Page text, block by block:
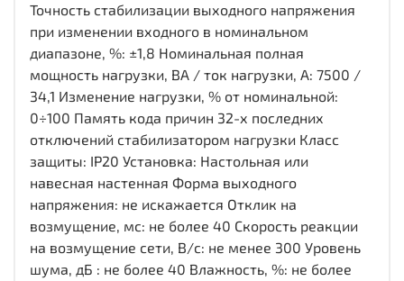
Точность стабилизации выходного напряжения
при изменении входного в номинальном
диапазоне, %: ±1,8 Номинальная полная
мощность нагрузки, ВА / ток нагрузки, А: 7500 /
34,1 Изменение нагрузки, % от номинальной:
0÷100 Память кода причин 32-х последних
отключений стабилизатором нагрузки Класс
защиты: IP20 Установка: Настольная или
навесная настенная Форма выходного
напряжения: не искажается Отклик на
возмущение, мс: не более 40 Скорость реакции
на возмущение сети, В/с: не менее 300 Уровень
шума, дБ : не более 40 Влажность, %: не более